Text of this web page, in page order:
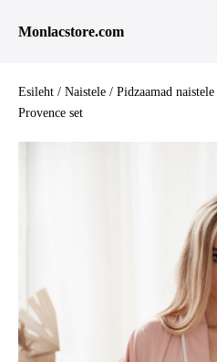
Monlacstore.com
Esileht / Naistele / Pidzaamad naistele
Provence set